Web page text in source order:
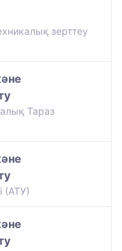
зерттеу
Тараз
(АТУ)